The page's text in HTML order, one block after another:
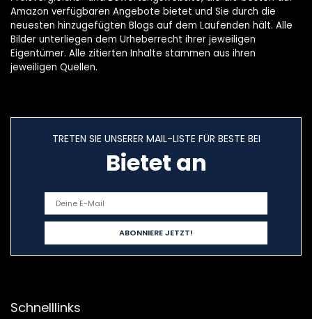
Amazon verfügbaren Angebote bietet und Sie durch die
neuesten hinzugefügten Blogs auf dem Laufenden hält. Alle
Bilder unterliegen dem Urheberrecht ihrer jeweiligen
Eigentümer. Alle zitierten Inhalte stammen aus ihren
jeweiligen Quellen.
TRETEN SIE UNSERER MAIL-LISTE FÜR BESTE BEI
Bietet an
Schnelllinks